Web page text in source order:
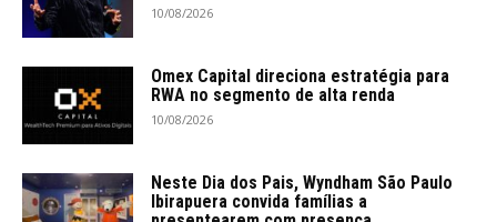
10/08/2026
Omex Capital direciona estratégia para
RWA no segmento de alta renda
10/08/2026
Neste Dia dos Pais, Wyndham São Paulo
Ibirapuera convida famílias a